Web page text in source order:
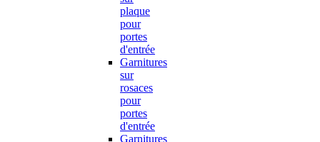
plaque
pour
portes
d'entrée
Garnitures
sur
rosaces
pour
portes
d'entrée
Garnitures